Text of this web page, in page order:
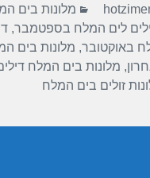
m
קטגוריות
מלונות בים
לים המלח בספטמבר,
באוקטובר, מלונות בים
, מלונות בים המלח
זולים בים המלח